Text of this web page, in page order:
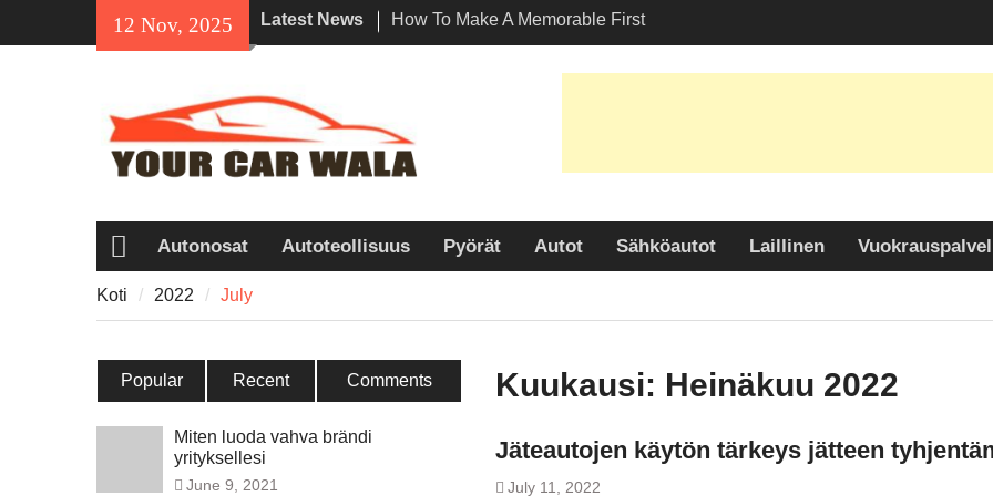
12 Nov, 2025 Latest News
How To Make A Memorable First
Impression With A Lamborghini
vuokraus Los Angelesissa?
Viehättävyyden paljastaminen: Miksi
Honda Navi on suosittu valinta
KotiAutonosat Autoteollisuus Pyörät Autot Sähköautot Laillinen
Koti 2022 July
Kuukausi: Heinäkuu 2022
Jäteautojen käytön tärkeys jätteen
July 11, 2022
Popular Recent Comments
Miten luoda vahva brändi
yrityksellesi
June 9, 2021